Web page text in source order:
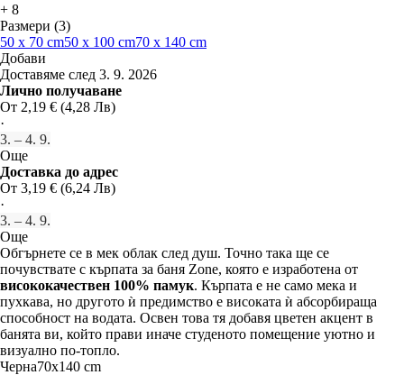
+ 8
Размери (3)
50 x 70 cm50 x 100 cm70 x 140 cm
Добави
Доставяме след 3. 9. 2026
Лично получаване
От 2,19 € (4,28 Лв)
·
3. – 4. 9.
Още
Доставка до адрес
От 3,19 € (6,24 Лв)
·
3. – 4. 9.
Още
Обгърнете се в мек облак след душ. Точно така ще се
почувствате с кърпата за баня Zone, която е изработена от
висококачествен 100% памук. Кърпата е не само мека и
пухкава, но другото ѝ предимство е високата ѝ абсорбираща
способност на водата. Освен това тя добавя цветен акцент в
банята ви, който прави иначе студеното помещение уютно и
визуално по-топло.
Черна70x140 cm